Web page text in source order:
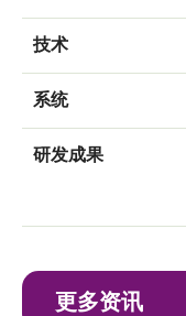
技术
系统
研发成果
更多资讯